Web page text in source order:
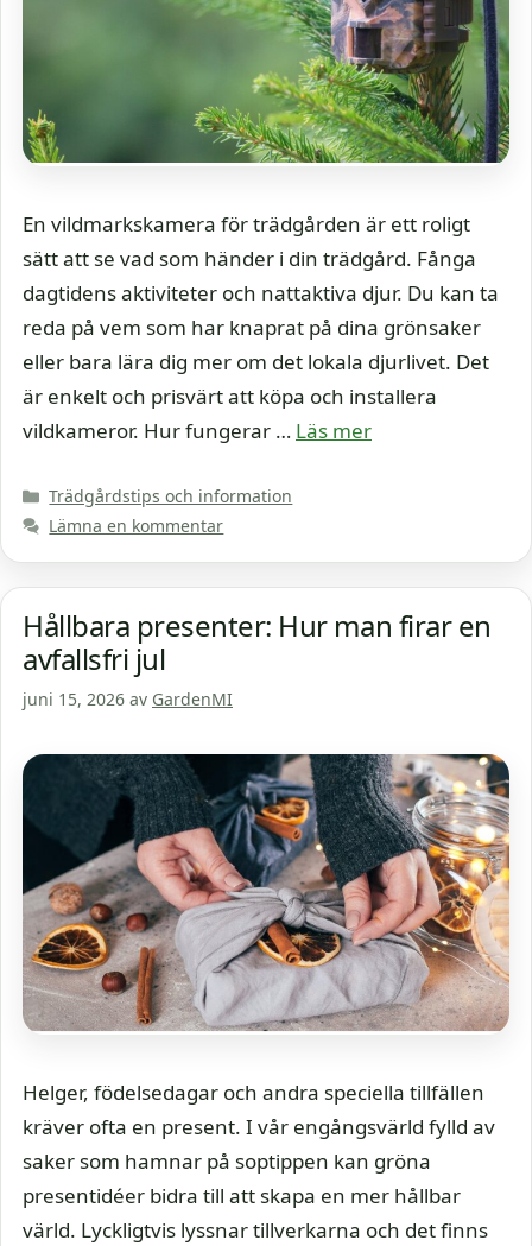
En vildmarkskamera för trädgården är ett roligt
sätt att se vad som händer i din trädgård. Fånga
dagtidens aktiviteter och nattaktiva djur. Du kan ta
reda på vem som har knaprat på dina grönsaker
eller bara lära dig mer om det lokala djurlivet. Det
är enkelt och prisvärt att köpa och installera
vildkameror. Hur fungerar … Läs mer
Kategorier
Trädgårdstips och information
Lämna en kommentar
Hållbara presenter: Hur man firar en
avfallsfri jul
juni 15, 2026 av GardenMI
Helger, födelsedagar och andra speciella tillfällen
kräver ofta en present. I vår engångsvärld fylld av
saker som hamnar på soptippen kan gröna
presentidéer bidra till att skapa en mer hållbar
värld. Lyckligtvis lyssnar tillverkarna och det finns